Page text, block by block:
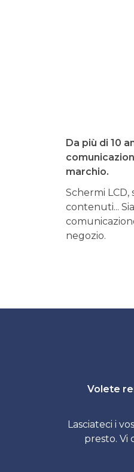
Da più di 10
marchio.
Schermi
contenuti...
negozio.
Volete
Lasciateci i
presto. Vi